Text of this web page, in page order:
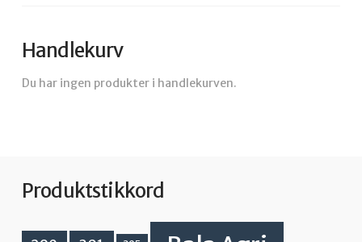
Handlekurv
Du har ingen produkter i handlekurven.
Produktstikkord